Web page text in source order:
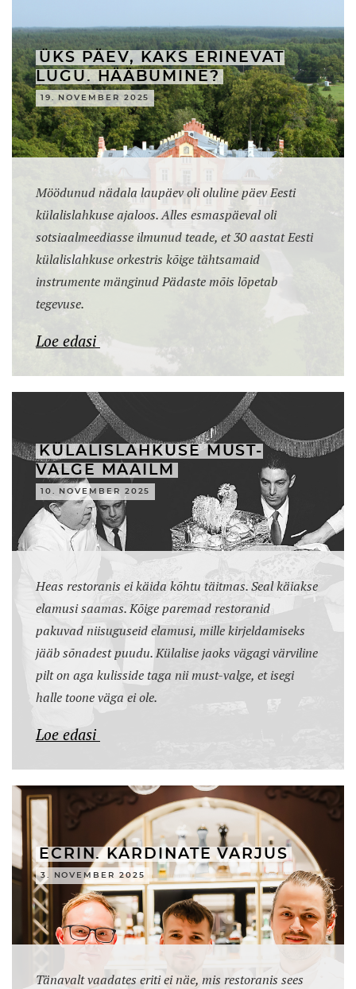
ÜKS PÄEV, KAKS ERINEVAT
LUGU. HÄÄBUMINE?
19. NOVEMBER 2025
Möödunud nädala laupäev oli oluline päev Eesti
külalislahkuse ajaloos. Alles esmaspäeval oli
sotsiaalmeediasse ilmunud teade, et 30 aastat Eesti
külalislahkuse orkestris kõige tähtsamaid
instrumente mänginud Pädaste mõis lõpetab
tegevuse.
Loe edasi
KÜLALISLAHKUSE MUST-
VALGE MAAILM
10. NOVEMBER 2025
Heas restoranis ei käida kõhtu täitmas. Seal käiakse
elamusi saamas. Kõige paremad restoranid
pakuvad niisuguseid elamusi, mille kirjeldamiseks
jääb sõnadest puudu. Külalise jaoks vägagi värviline
pilt on aga kulisside taga nii must-valge, et isegi
halle toone väga ei ole.
Loe edasi
ECRIN. KARDINATE VARJUS
3. NOVEMBER 2025
Tänavalt vaadates eriti ei näe, mis restoranis sees